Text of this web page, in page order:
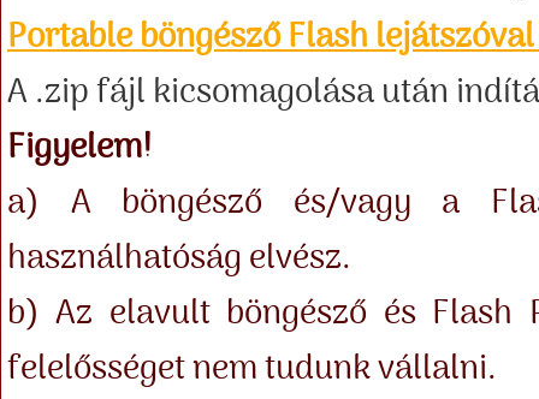
Portable böngésző Flash
A .zip fájl kicsomagolása után
Figyelem!
a) A böngésző és/vagy a
használhatóság elvész.
b) Az elavult böngésző és Flash
felelősséget nem tudunk vállalni.